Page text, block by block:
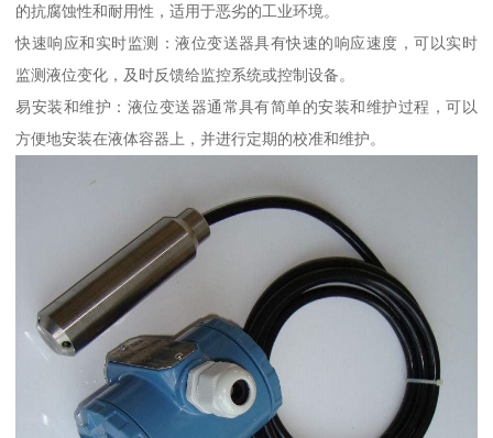
的抗腐蚀性和耐用性，适用于恶劣的工业环境。
快速响应和实时监测：液位变送器具有快速的响应速度，可以实时
监测液位变化，及时反馈给监控系统或控制设备。
易安装和维护：液位变送器通常具有简单的安装和维护过程，可以
方便地安装在液体容器上，并进行定期的校准和维护。